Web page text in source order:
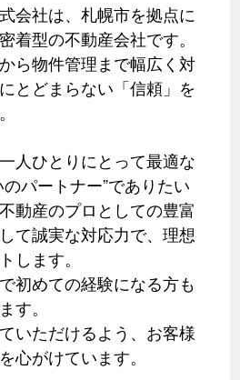
会社は、札幌市を拠点に
着型の不動産会社です。
ら物件管理まで幅広く対
とどまらない「信頼」を
人ひとりにとって最適な
パートナー”でありたい
動産のプロとしての豊富
て誠実な対応力で、理想
します。
初めての経験になる方も
す。
いただけるよう、お客様
心がけています。